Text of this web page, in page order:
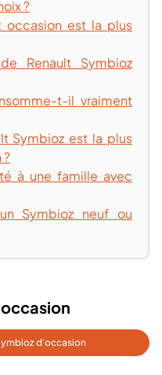
?
occasion est la plus
Renault Symbioz
t-il vraiment
Symbioz est la plus
?
à une famille avec
Symbioz neuf ou
d'occasion